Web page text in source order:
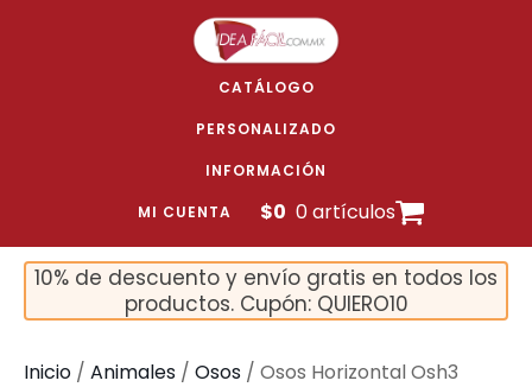
CATÁLOGO
PERSONALIZADO
INFORMACIÓN
MI CUENTA $0 0 artículos
10% de descuento y envío gratis en todos los
productos. Cupón: QUIERO10
Inicio / Animales / Osos / Osos Horizontal Osh3